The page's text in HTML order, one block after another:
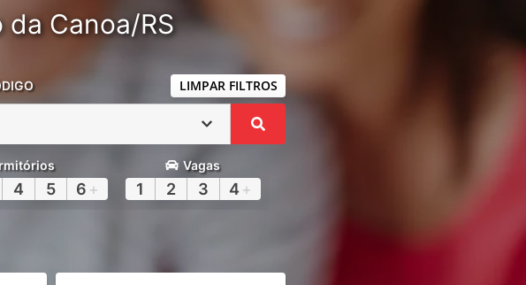
da Canoa/RS
LIMPAR FILTROS
4 5 6 +
Vagas
1 2 3 4 +